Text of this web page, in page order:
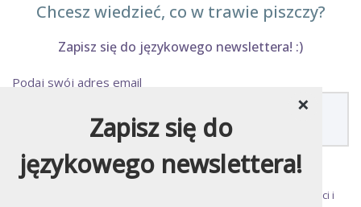
Chcesz wiedzieć, co w trawie piszczy?
Zapisz się do językowego newslettera! :)
Podaj swój adres email
Politykę Prywatności i
Zapisz się do
językowego newslettera!
×